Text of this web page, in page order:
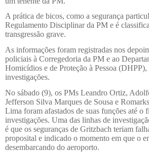
A prática de bicos, como a segurança
Regulamento Disciplinar da PM e é
transgressão grave.
As informações foram registradas nos
policiais à Corregedoria da PM e ao
Homicídios e de Proteção à Pessoa (DHPP),
investigações.
No sábado (9), os PMs Leandro Ortiz,
Jefferson Silva Marques de Sousa e
Lima foram afastados de suas funções até o
investigações. Uma das linhas de
é que os seguranças de Gritzbach teriam
proposital e indicado o momento em que o
desembarcando do aeroporto.